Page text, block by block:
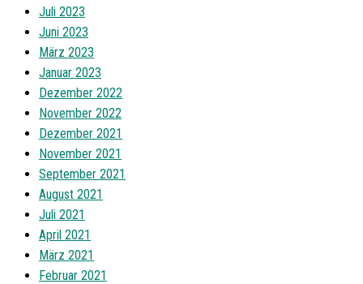
Juli 2023
Juni 2023
März 2023
Januar 2023
Dezember 2022
November 2022
Dezember 2021
November 2021
September 2021
August 2021
Juli 2021
April 2021
März 2021
Februar 2021